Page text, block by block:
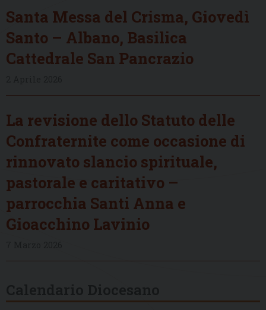
Santa Messa del Crisma, Giovedì
Santo – Albano, Basilica
Cattedrale San Pancrazio
La revisione dello Statuto delle
Confraternite come occasione di
rinnovato slancio spirituale,
pastorale e caritativo –
parrocchia Santi Anna e
Gioacchino Lavinio